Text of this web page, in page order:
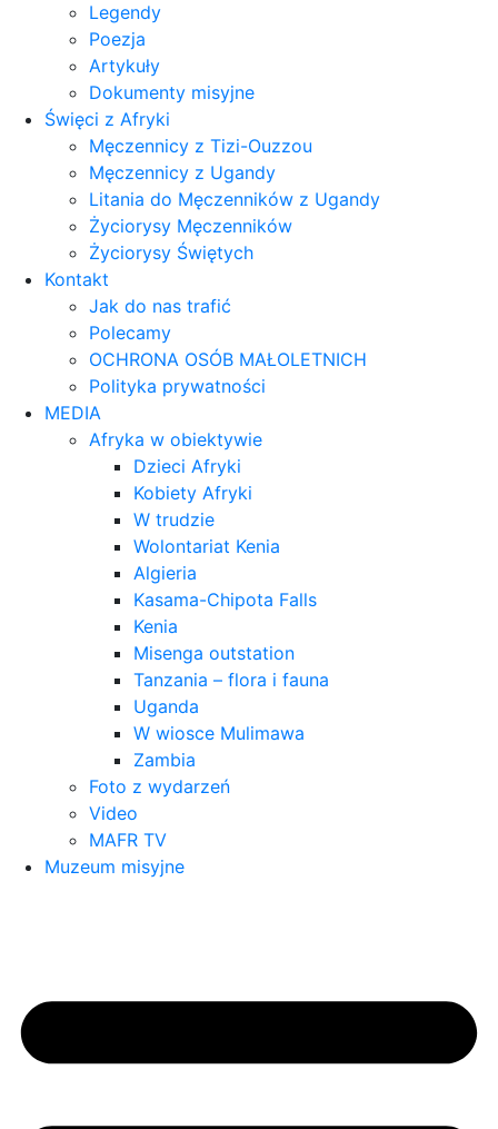
Legendy
Poezja
Artykuły
Dokumenty misyjne
Święci z Afryki
Męczennicy z Tizi-Ouzzou
Męczennicy z Ugandy
Litania do Męczenników z Ugandy
Życiorysy Męczenników
Życiorysy Świętych
Kontakt
Jak do nas trafić
Polecamy
OCHRONA OSÓB MAŁOLETNICH
Polityka prywatności
MEDIA
Afryka w obiektywie
Dzieci Afryki
Kobiety Afryki
W trudzie
Wolontariat Kenia
Algieria
Kasama-Chipota Falls
Kenia
Misenga outstation
Tanzania – flora i fauna
Uganda
W wiosce Mulimawa
Zambia
Foto z wydarzeń
Video
MAFR TV
Muzeum misyjne